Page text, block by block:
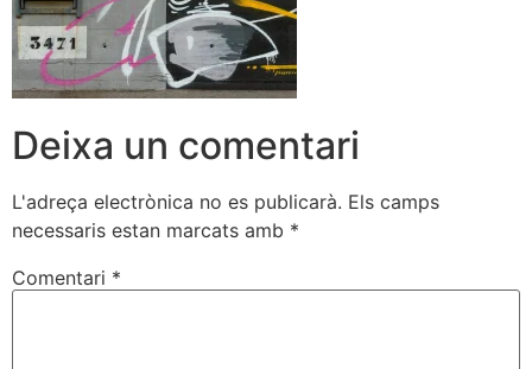
Deixa un comentari
L'adreça electrònica no es publicarà. Els camps
necessaris estan marcats amb *
Comentari *